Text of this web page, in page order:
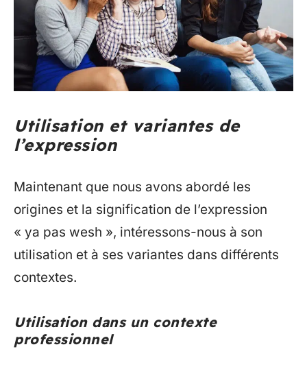
Utilisation et variantes de
l’expression
Maintenant que nous avons abordé les
origines et la signification de l’expression
« ya pas wesh », intéressons-nous à son
utilisation et à ses variantes dans différents
contextes.
Utilisation dans un contexte
professionnel